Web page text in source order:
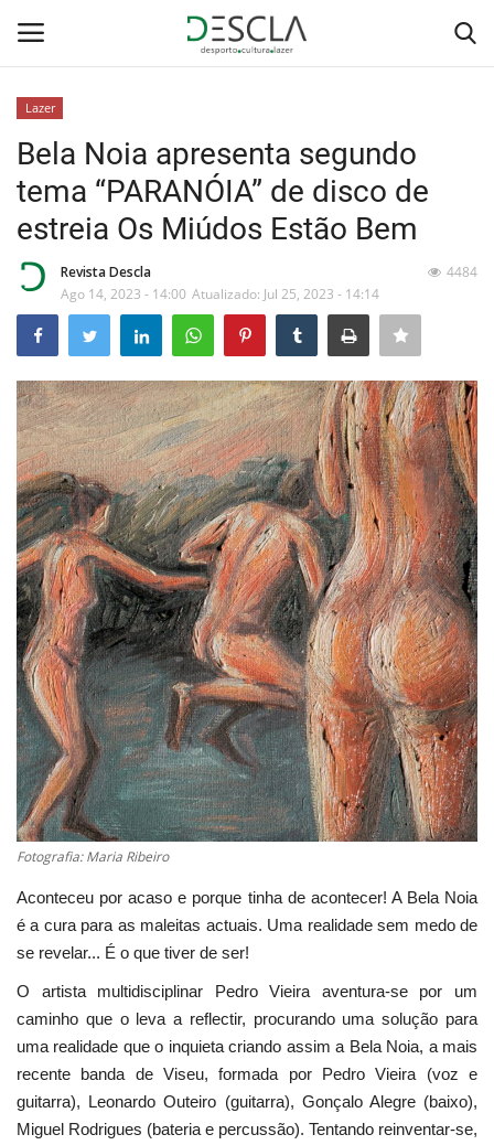
Home
Desporto
Sobre Nós
Educação
Estatuto Editorial
Saúde
Ficha técnica
Cultura
Lazer
Ambiente
Lazer
Bela Noia apresenta segundo
tema “PARANÓIA” de disco de
estreia Os Miúdos Estão Bem
Revista Descla
Ago 14, 2023 - 14:00 Atualizado: Jul 25, 2023 - 14:14
4484
Fotografia: Maria Ribeiro
Aconteceu por acaso e porque tinha de acontecer! A Bela Noia
é a cura para as maleitas actuais. Uma realidade sem medo de
se revelar... É o que tiver de ser!
O artista multidisciplinar Pedro Vieira aventura-se por um
caminho que o leva a reflectir, procurando uma solução para
uma realidade que o inquieta criando assim a Bela Noia, a mais
recente banda de Viseu, formada por Pedro Vieira (voz e
guitarra), Leonardo Outeiro (guitarra), Gonçalo Alegre (baixo),
Miguel Rodrigues (bateria e percussão). Tentando reinventar-se,